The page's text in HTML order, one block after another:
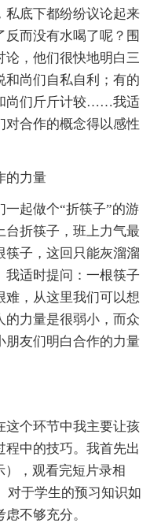
私底下都纷纷议论起来
而没有水喝了呢？围
论，他们很快地明白三
和尚们自私自利；有的
尚们斤斤计较……我适
对合作的概念得以感性
的力量
起做个“折筷子”的游
台折筷子，班上力气最
筷子，这回只能灰溜溜
我适时提问：一根筷子
，从这里我们可以想
的力量是很弱小，而众
朋友们明白合作的力量
这个环节中我主要让孩
中的技巧。我首先出
），观看完短片录相
对于学生的预习知识如
不够充分。